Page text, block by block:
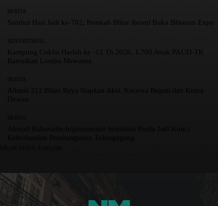
BERITA
Sambut Hari Jadi ke-702, Pemkab Blitar Resmi Buka Blitarian Expo
ADVERTORIAL
Kampung Coklat Harlah ke -12 Th 2026, 1.700 Anak PAUD-TK
Ramaikan Lomba Mewarna
BERITA